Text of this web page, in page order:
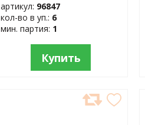
артикул: 96847
кол-во в уп.: 6
мин. партия: 1
Купить